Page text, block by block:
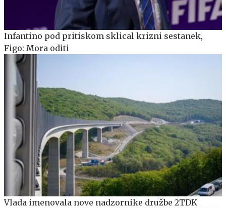
Infantino pod pritiskom sklical krizni sestanek,
Figo: Mora oditi
Vlada imenovala nove nadzornike družbe 2TDK